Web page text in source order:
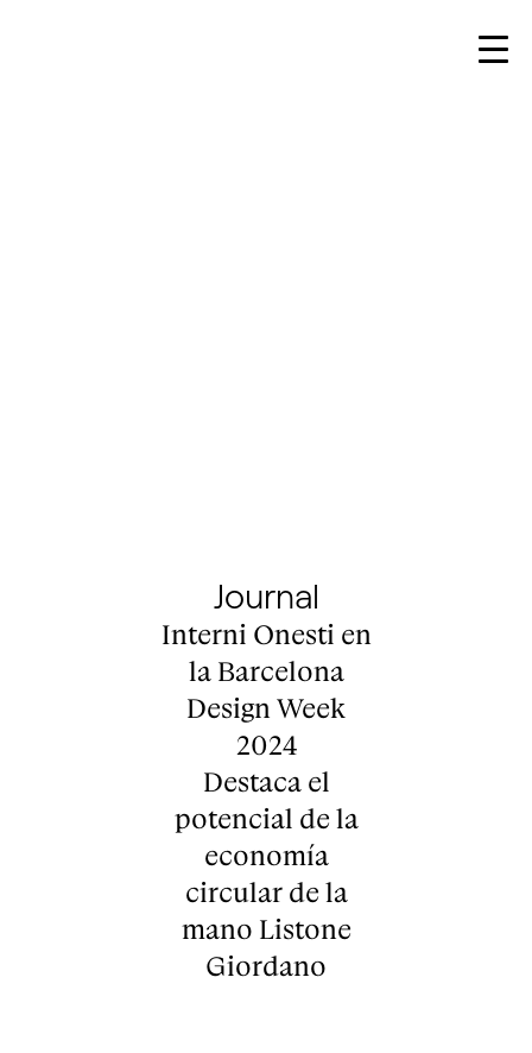
Journal
Interni Onesti en
la Barcelona
Design Week
2024
Destaca el
potencial de la
economía
circular de la
mano Listone
Giordano